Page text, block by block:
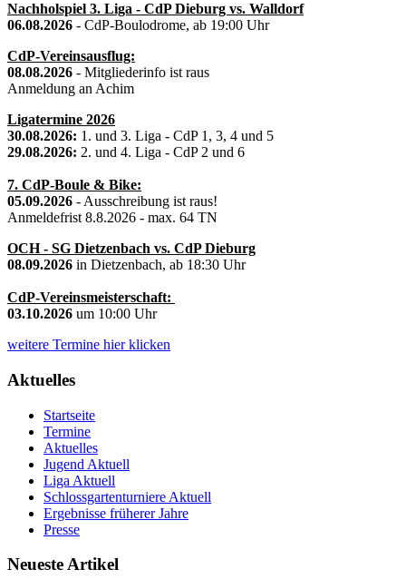
Nachholspiel 3. Liga - CdP Dieburg vs. Walldorf
06.08.2026 - CdP-Boulodrome, ab 19:00 Uhr
CdP-Vereinsausflug:
08.08.2026 - Mitgliederinfo ist raus
Anmeldung an Achim
Ligatermine 2026
30.08.2026: 1. und 3. Liga - CdP 1, 3, 4 und 5
29.08.2026: 2. und 4. Liga - CdP 2 und 6
7. CdP-Boule & Bike:
05.09.2026 - Ausschreibung ist raus!
Anmeldefrist 8.8.2026 - max. 64 TN
OCH - SG Dietzenbach vs. CdP Dieburg
08.09.2026 in Dietzenbach, ab 18:30 Uhr
CdP-Vereinsmeisterschaft:
03.10.2026 um 10:00 Uhr
weitere Termine hier klicken
Aktuelles
Startseite
Termine
Aktuelles
Jugend Aktuell
Liga Aktuell
Schlossgartenturniere Aktuell
Ergebnisse früherer Jahre
Presse
Neueste Artikel